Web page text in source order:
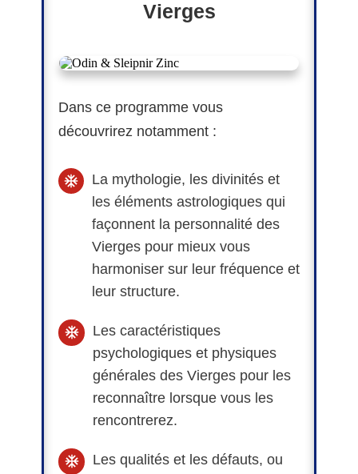
Vierges
Dans ce programme vous
découvrirez notamment :
La mythologie, les divinités et
les éléments astrologiques qui
façonnent la personnalité des
Vierges pour mieux vous
harmoniser sur leur fréquence et
leur structure.
Les caractéristiques
psychologiques et physiques
générales des Vierges pour les
reconnaître lorsque vous les
rencontrerez.
Les qualités et les défauts, ou